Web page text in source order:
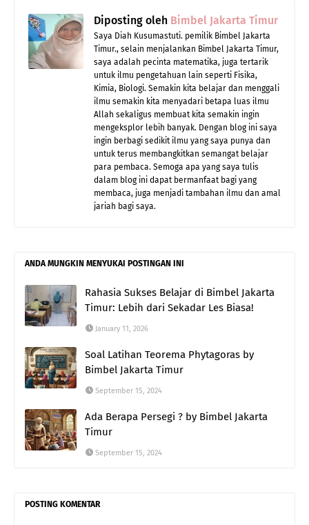
Diposting oleh Bimbel Jakarta Timur
Saya Diah Kusumastuti. pemilik Bimbel Jakarta
Timur., selain menjalankan Bimbel Jakarta Timur,
saya adalah pecinta matematika, juga tertarik
untuk ilmu pengetahuan lain seperti Fisika,
Kimia, Biologi. Semakin kita belajar dan menggali
ilmu semakin kita menyadari betapa luas ilmu
Allah sekaligus membuat kita semakin ingin
mengeksplor lebih banyak. Dengan blog ini saya
ingin berbagi sedikit ilmu yang saya punya dan
untuk terus membangkitkan semangat belajar
para pembaca. Semoga apa yang saya tulis
dalam blog ini dapat bermanfaat bagi yang
membaca, juga menjadi tambahan ilmu dan amal
jariah bagi saya.
ANDA MUNGKIN MENYUKAI POSTINGAN INI
Rahasia Sukses Belajar di Bimbel Jakarta
Timur: Lebih dari Sekadar Les Biasa!
January 11, 2026
Soal Latihan Teorema Phytagoras by
Bimbel Jakarta Timur
September 15, 2024
Ada Berapa Persegi ? by Bimbel Jakarta
Timur
September 15, 2024
POSTING KOMENTAR